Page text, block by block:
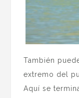
También
extremo del
Aquí se